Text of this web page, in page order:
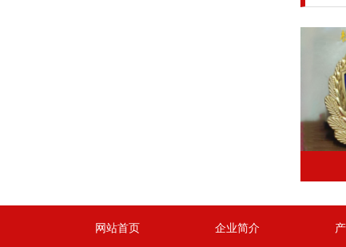
网站首页 企业简介